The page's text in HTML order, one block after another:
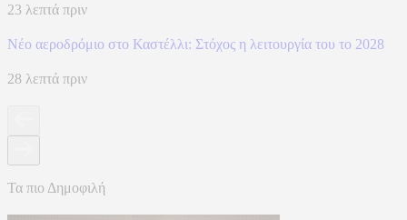
23 λεπτά πριν
Νέο αεροδρόμιο στο Καστέλλι: Στόχος η λειτουργία του το 2028
28 λεπτά πριν
Τα πιο Δημοφιλή